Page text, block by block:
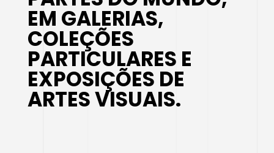
EM GALERIAS,
COLEÇÕES
PARTICULARES E
EXPOSIÇÕES DE
ARTES VISUAIS.